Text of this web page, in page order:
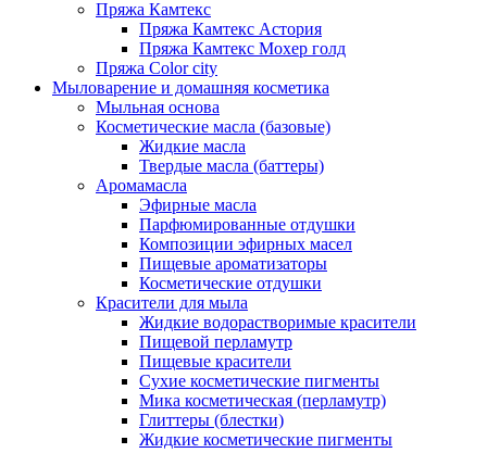
Пряжа Камтекс
Пряжа Камтекс Астория
Пряжа Камтекс Мохер голд
Пряжа Color city
Мыловарение и домашняя косметика
Мыльная основа
Косметические масла (базовые)
Жидкие масла
Твердые масла (баттеры)
Аромамасла
Эфирные масла
Парфюмированные отдушки
Композиции эфирных масел
Пищевые ароматизаторы
Косметические отдушки
Красители для мыла
Жидкие водорастворимые красители
Пищевой перламутр
Пищевые красители
Сухие косметические пигменты
Мика косметическая (перламутр)
Глиттеры (блестки)
Жидкие косметические пигменты